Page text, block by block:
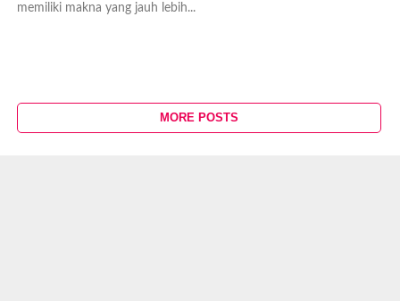
memiliki makna yang jauh lebih...
MORE POSTS